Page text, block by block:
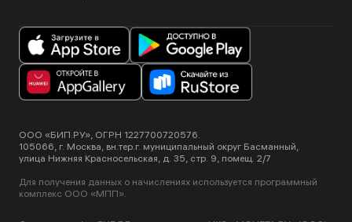
ООО «БИП.РУ», ОГРН 1227700720576.
105066, г. Москва, вн.тер.г. муниципальный округ Басманный,
улица Нижняя Красносельская, д. 35, стр. 9, помещ. 2/7
Для получения данных о начислениях используется программный
комплекс ООО «МПП».